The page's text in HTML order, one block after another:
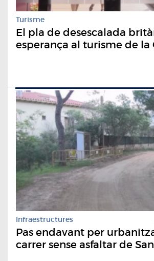
Turisme
El pla de desescalada
esperança al turisme de la
Infraestructures
Pas endavant per
carrer sense asfaltar de